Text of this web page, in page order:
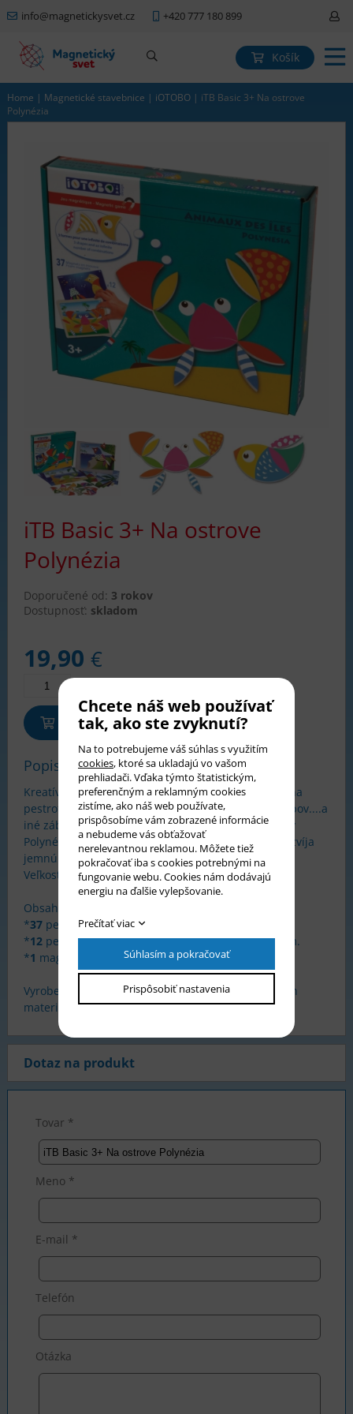
info@magnetickysvet.cz +420 777 180 899
Košík
Home | Magnetické stavebnice | iOTOBO | iTB Basic 3+ Na ostrove
Polynézia
iTB Basic 3+ Na ostrove
Polynézia
Doporučené od: 3 rokov
Dostupnosť: skladom
19,90 €
Pridať do košíka
Popis tovaru
Kreatívna magnetická skladačka v ktorej sa skladá na
pestrofarebných predlohách " Vtáčiky, Delfíny, Krabov....a
iné zábavné zvieratká zo slnkom zaliateho ostrova v
Polynézií". Iba 3 tvary a kreatívne skladanie. Hra rozvíja
jemnú motoriku, tvorivosť a celkový intelekt dieťaťa.
Veľkosť balenia: 225 x 270 x 40 mm.
Obsah balenia:
*37penových magnetiek so vzormi, veľkosť 43 mm.
*12pestrofarebných predlôh, veľkosť 195 x 150 mm.
*1 magnetická podložka, veľkosť 180 x 225 mm.
Vyrobené vo Francúzsku z kvalitných certifikovaných
materiálov.
Dotaz na produkt
Tovar *
Meno *
E-mail *
Telefón
Otázka
Chcete náš web používať
tak, ako ste zvyknutí?
Na to potrebujeme váš súhlas s využitím
cookies, ktoré sa ukladajú vo vašom
prehliadači. Vďaka týmto štatistickým,
preferenčným a reklamným cookies
zistíme, ako náš web používate,
prispôsobíme vám zobrazené informácie
a nebudeme vás obťažovať
nerelevantnou reklamou. Môžete tiež
pokračovať iba s cookies potrebnými na
fungovanie webu. Cookies nám dodávajú
energiu na ďalšie vylepšovanie.
Prečítať viac
Súhlasím a pokračovať
Prispôsobiť nastavenia